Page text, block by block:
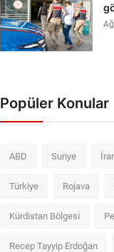
Popüler Konular
ABD Suriye
Türkiye Rojava
Kürdistan Bölgesi
Recep Tayyip Erdoğan